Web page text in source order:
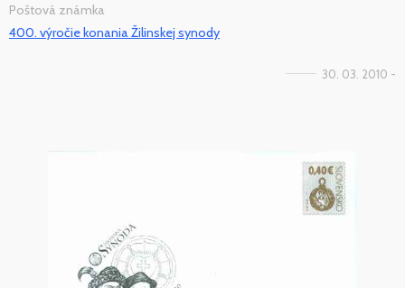
Poštová známka
400. výročie konania Žilinskej synody
30. 03. 2010 -